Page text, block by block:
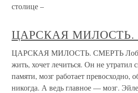
столице –
ЦАРСКАЯ МИЛОСТЬ.
ЦАРСКАЯ МИЛОСТЬ. СМЕРТЬ
жить, хочет лечиться. Он не утратил
памяти, мозг работает превосходно,
никогда. А ведь главное — мозг.